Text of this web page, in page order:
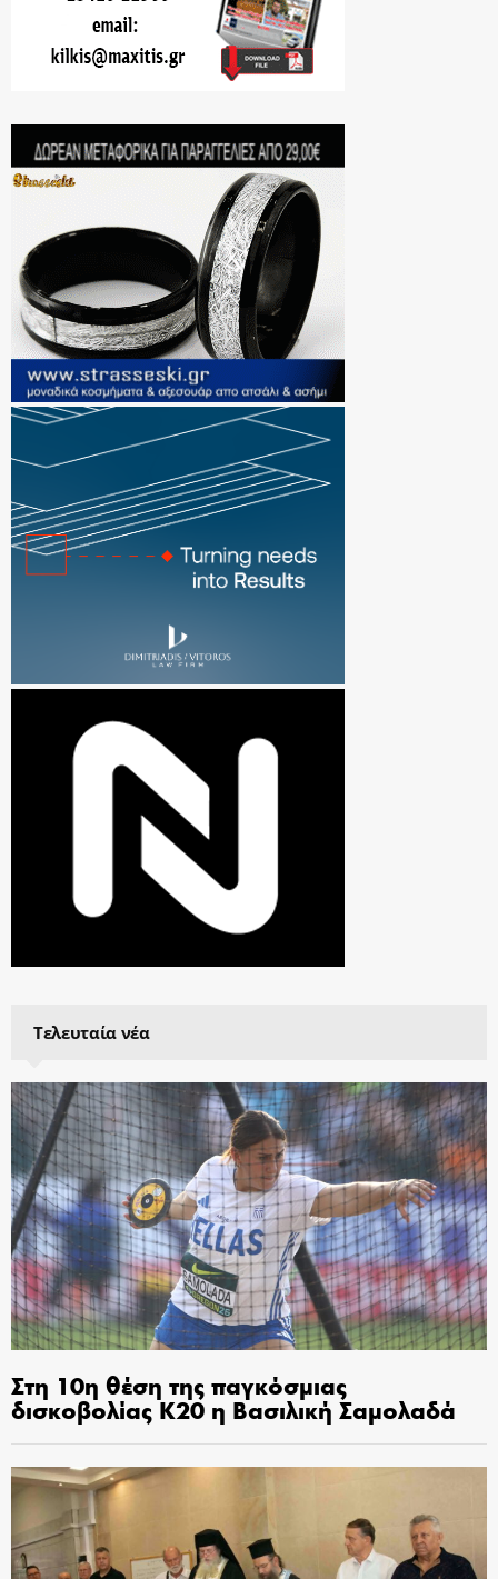
Τελευταία νέα
Στη 10η θέση της παγκόσμιας
δισκοβολίας Κ20 η Βασιλική Σαμολαδά